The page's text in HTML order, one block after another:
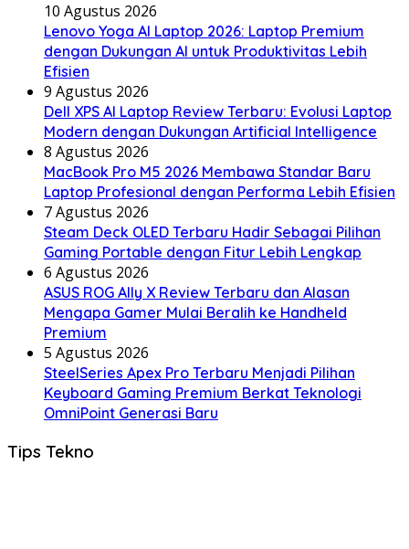
10 Agustus 2026
Lenovo Yoga AI Laptop 2026: Laptop Premium
dengan Dukungan AI untuk Produktivitas Lebih
Efisien
9 Agustus 2026
Dell XPS AI Laptop Review Terbaru: Evolusi Laptop
Modern dengan Dukungan Artificial Intelligence
8 Agustus 2026
MacBook Pro M5 2026 Membawa Standar Baru
Laptop Profesional dengan Performa Lebih Efisien
7 Agustus 2026
Steam Deck OLED Terbaru Hadir Sebagai Pilihan
Gaming Portable dengan Fitur Lebih Lengkap
6 Agustus 2026
ASUS ROG Ally X Review Terbaru dan Alasan
Mengapa Gamer Mulai Beralih ke Handheld
Premium
5 Agustus 2026
SteelSeries Apex Pro Terbaru Menjadi Pilihan
Keyboard Gaming Premium Berkat Teknologi
OmniPoint Generasi Baru
Tips Tekno